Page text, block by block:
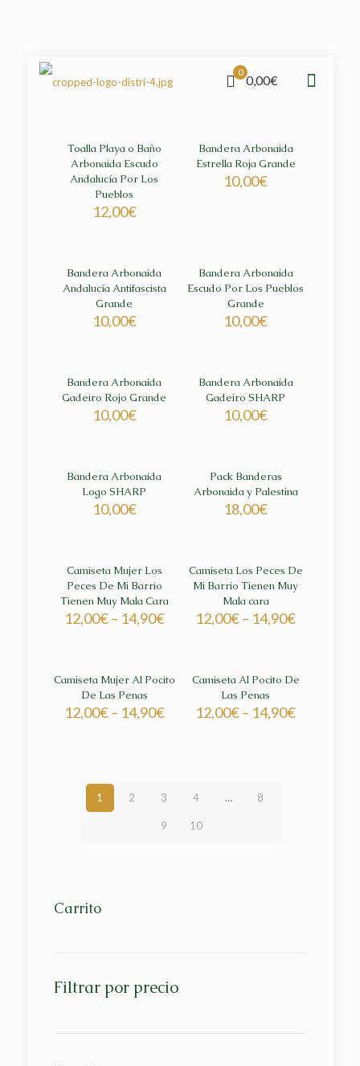
0
0,00€
Toalla Playa o Baño
Arbonaida Escudo
Andalucía Por Los
Pueblos
12,00€
Bandera Arbonaida
Estrella Roja Grande
10,00€
Bandera Arbonaida
Andalucía Antifascista
Grande
10,00€
Bandera Arbonaida
Escudo Por Los Pueblos
Grande
10,00€
Bandera Arbonaida
Gadeiro Rojo Grande
10,00€
Bandera Arbonaida
Gadeiro SHARP
10,00€
Bandera Arbonaida
Logo SHARP
10,00€
Pack Banderas
Arbonaida y Palestina
18,00€
Camiseta Mujer Los
Peces De Mi Barrio
Tienen Muy Mala Cara
12,00€– 14,90€
Camiseta Los Peces De
Mi Barrio Tienen Muy
Mala cara
12,00€– 14,90€
Camiseta Mujer Al Pocito
De Las Penas
12,00€– 14,90€
Camiseta Al Pocito De
Las Penas
12,00€– 14,90€
1 2 3 4 … 8
9 10
Carrito
Filtrar por precio